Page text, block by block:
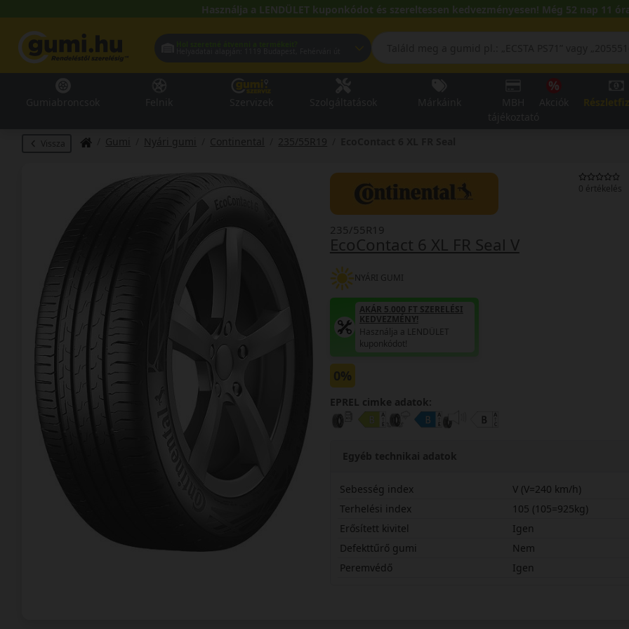
Használja a LENDÜLET kuponkódot és szereltessen kedvezményesen! Még 52 nap 11
Vissza Gumi Nyári gumi Continental 235/55R19
0 értékelés
EcoContact 6 XL FR Seal V
235/55R19
NYÁRI GUMI
AKÁR 5.000 FT SZERELÉSI
KEDVEZMÉNY!
Használja a LENDÜLET
kuponkódot!
0%
EPREL cimke adatok:
Egyéb technikai adatok
Sebesség index
V (V=240 km/h)
Terhelési index
105 (105=925kg)
Erősített kivitel
Igen
Defekttűrő gumi
Nem
Peremvédő
Igen